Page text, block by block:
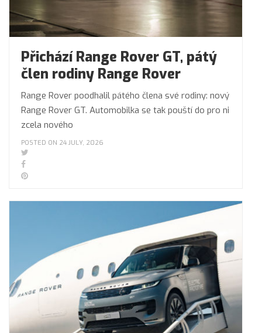
Přichází Range Rover GT, pátý
člen rodiny Range Rover
Range Rover poodhalil pátého člena své rodiny: nový
Range Rover GT. Automobilka se tak pouští do pro ni
zcela nového
POSTED ON 24 JULY, 2026